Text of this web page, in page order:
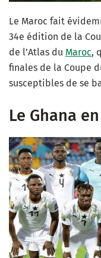
Le Maroc fait
34e édition de la
de l’Atlas du Maroc,
finales de la Coupe
susceptibles de se
Le Ghana